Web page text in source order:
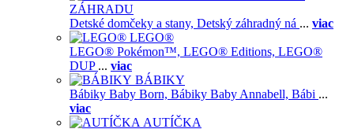
ZÁHRADU
Detské domčeky a stany, Detský záhradný ná ... viac
LEGO®
LEGO® Pokémon™, LEGO® Editions, LEGO®
DUP ... viac
BÁBIKY
Bábiky Baby Born, Bábiky Baby Annabell, Bábi ...
viac
AUTÍČKA